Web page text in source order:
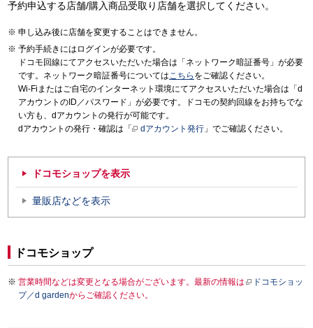
予約申込する店舗/購入商品受取り店舗を選択してください。
申し込み後に店舗を変更することはできません。
予約手続きにはログインが必要です。
ドコモ回線にてアクセスいただいた場合は「ネットワーク暗証番号」が必要
です。ネットワーク暗証番号についてはこちら をご確認ください。
Wi-Fiまたはご自宅のインターネット環境にてアクセスいただいた場合は「d
アカウントのID／パスワード」が必要です。ドコモの契約回線をお持ちでな
い方も、dアカウントの発行が可能です。
dアカウントの発行・確認は「
dアカウント発行 」でご確認ください。
ドコモショップを表示
量販店などを表示
ドコモショップ
営業時間などは変更となる場合がございます。最新の情報は
ドコモショッ
プ／d gardenからご確認ください。